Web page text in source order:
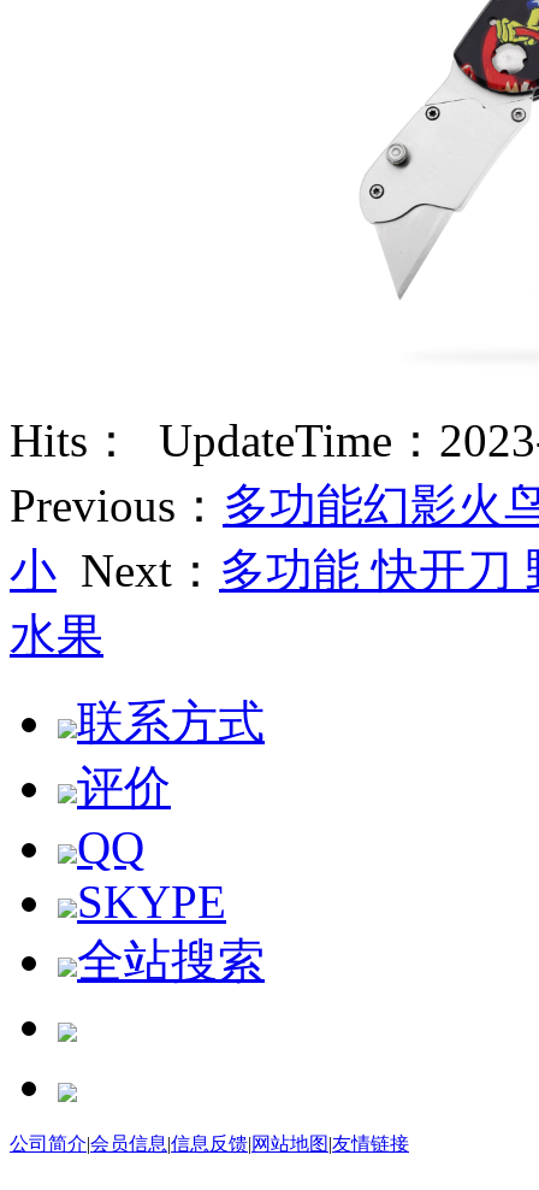
Hits：
UpdateTime：
Previous： 多功能幻影火
小 Next： 多功能 快开刀
水果
联系方式
评价
QQ
SKYPE
全站搜索
公司简介|会员信息|信息反馈|网站地图|友情链接